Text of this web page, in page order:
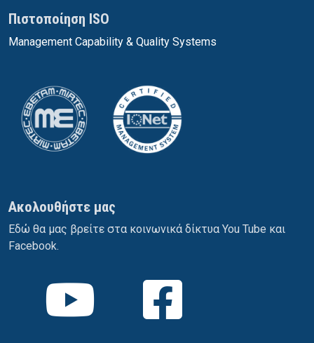
Πιστοποίηση ISO
Management Capability & Quality Systems
Ακολουθήστε μας
Εδώ θα μας βρείτε στα κοινωνικά δίκτυα You Tube και
Facebook.